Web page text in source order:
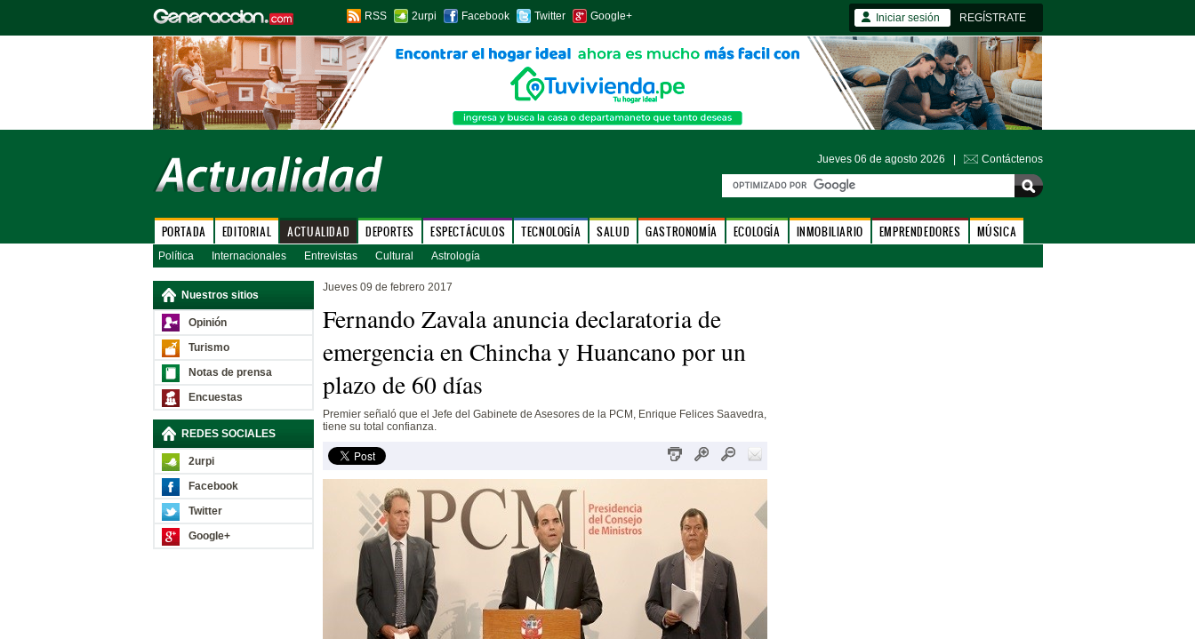
RSS 2urpi Facebook Twitter Google+ Iniciar sesión REGÍSTRATE
Jueves 06 de agosto 2026 | Contáctenos
PORTADA EDITORIAL ACTUALIDAD DEPORTES ESPECTÁCULOS TECNOLOGÍA SALUD GASTRONOMÍA ECOLOGÍA INMOBILIARIO EMPRENDEDORES MÚSICA
Política Internacionales Entrevistas Cultural Astrología
Nuestros sitios
Opinión
Turismo
Notas de prensa
Encuestas
REDES SOCIALES
2urpi
Facebook
Twitter
Google+
Jueves 09 de febrero 2017
Fernando Zavala anuncia declaratoria de
emergencia en Chincha y Huancano por un
plazo de 60 días
Premier señaló que el Jefe del Gabinete de Asesores de la PCM, Enrique Felices Saavedra,
tiene su total confianza.